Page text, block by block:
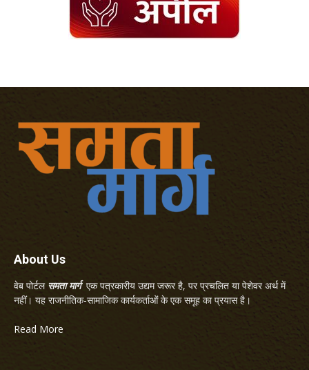
About Us
वेब पोर्टल समता मार्गएक पत्रकारीय उद्यम जरूर है, पर प्रचलित या पेशेवर अर्थ में
नहीं। यह राजनीतिक-सामाजिक कार्यकर्ताओं के एक समूह का प्रयास है।
Read More